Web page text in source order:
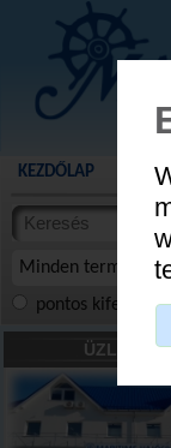
KEZDŐLAP
Minden termék
pontos kifejezés